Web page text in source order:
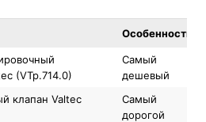
Особенность
(VTp.714.0)
Самый
дешевый
клапан Valtec
Самый
дорогой